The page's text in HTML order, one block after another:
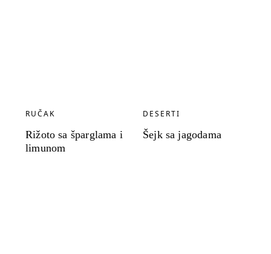
RUČAK
Rižoto sa šparglama i
limunom
DESERTI
Šejk sa jagodama